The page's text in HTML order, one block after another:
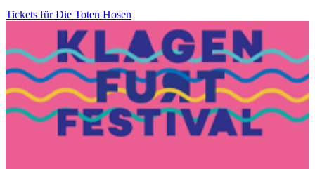
Tickets für Die Toten Hosen